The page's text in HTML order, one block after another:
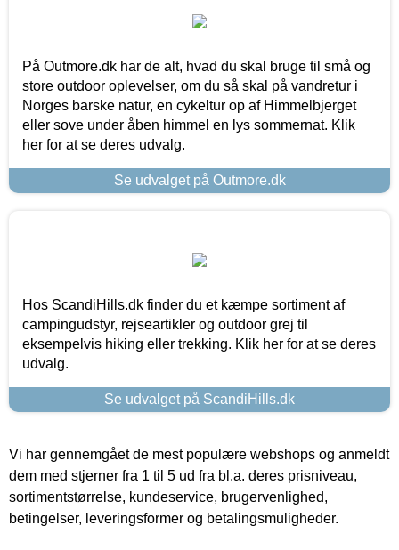
På Outmore.dk har de alt, hvad du skal bruge til små og
store outdoor oplevelser, om du så skal på vandretur i
Norges barske natur, en cykeltur op af Himmelbjerget
eller sove under åben himmel en lys sommernat. Klik
her for at se deres udvalg.
Se udvalget på Outmore.dk
Hos ScandiHills.dk finder du et kæmpe sortiment af
campingudstyr, rejseartikler og outdoor grej til
eksempelvis hiking eller trekking. Klik her for at se deres
udvalg.
Se udvalget på ScandiHills.dk
Vi har gennemgået de mest populære webshops og anmeldt
dem med stjerner fra 1 til 5 ud fra bl.a. deres prisniveau,
sortimentstørrelse, kundeservice, brugervenlighed,
betingelser, leveringsformer og betalingsmuligheder.